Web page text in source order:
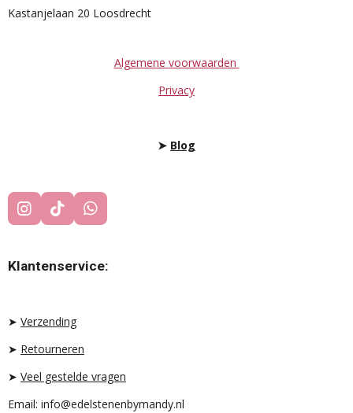
Kastanjelaan 20 Loosdrecht
Algemene voorwaarden
Privacy
➤ Blog
I
N
T
A
A
T
I
T
O
W
H
T
S
Klantenservice:
➤ Verzending
➤ Retourneren
➤ Veel gestelde vragen
Email: info@edelstenenbymandy.nl